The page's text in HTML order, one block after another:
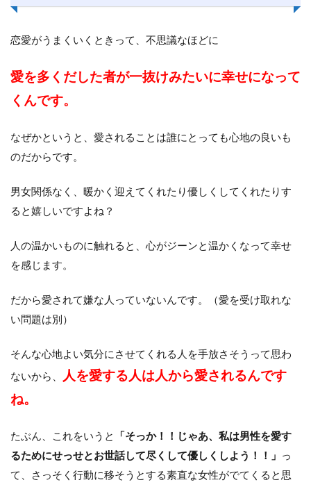
恋愛がうまくいくときって、不思議なほどに
愛を多くだした者が一抜けみたいに幸せになって
くんです。
なぜかというと、愛されることは誰にとっても心地の良いも
のだからです。
男女関係なく、暖かく迎えてくれたり優しくしてくれたりす
ると嬉しいですよね？
人の温かいものに触れると、心がジーンと温かくなって幸せ
を感じます。
だから愛されて嫌な人っていないんです。（愛を受け取れな
い問題は別）
そんな心地よい気分にさせてくれる人を手放さそうって思わ
ないから、
人を愛する人は人から愛されるんです
ね。
たぶん、これをいうと
「そっか！！じゃあ、私は男性を愛す
るためにせっせとお世話して尽くして優しくしよう！！」 っ
て、さっそく行動に移そうとする素直な女性がでてくると思